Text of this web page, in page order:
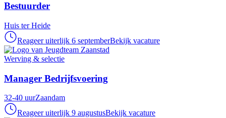
Bestuurder
Huis ter Heide
Reageer uiterlijk 6 septemberBekijk vacature
Werving & selectie
Manager Bedrijfsvoering
32-40 uurZaandam
Reageer uiterlijk 9 augustusBekijk vacature